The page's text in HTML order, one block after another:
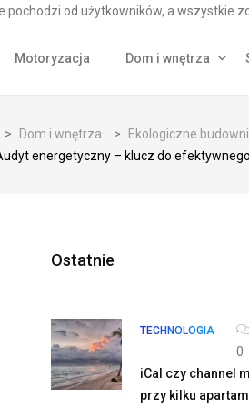
od użytkowników, a wszystkie
Motoryzacja Dom i wnętrza
> Dom i wnętrza > Ekologiczne
energetyczny – klucz do
Ostatnie
TECHNOLOGIA
0
iCal czy channel
przy kilku